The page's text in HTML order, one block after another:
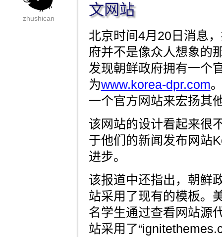
zhushican
文网站
北京时间4月20日消息
府并不是像众人想象的
发现朝鲜政府拥有一个
为www.korea-dpr.com
一个官方网站来宏扬其
该网站的设计看起来很
于他们的新闻发布网站
进步。
该报道中还指出，朝鲜
站采用了现有的模板。
名学生通过查看网站源
站采用了